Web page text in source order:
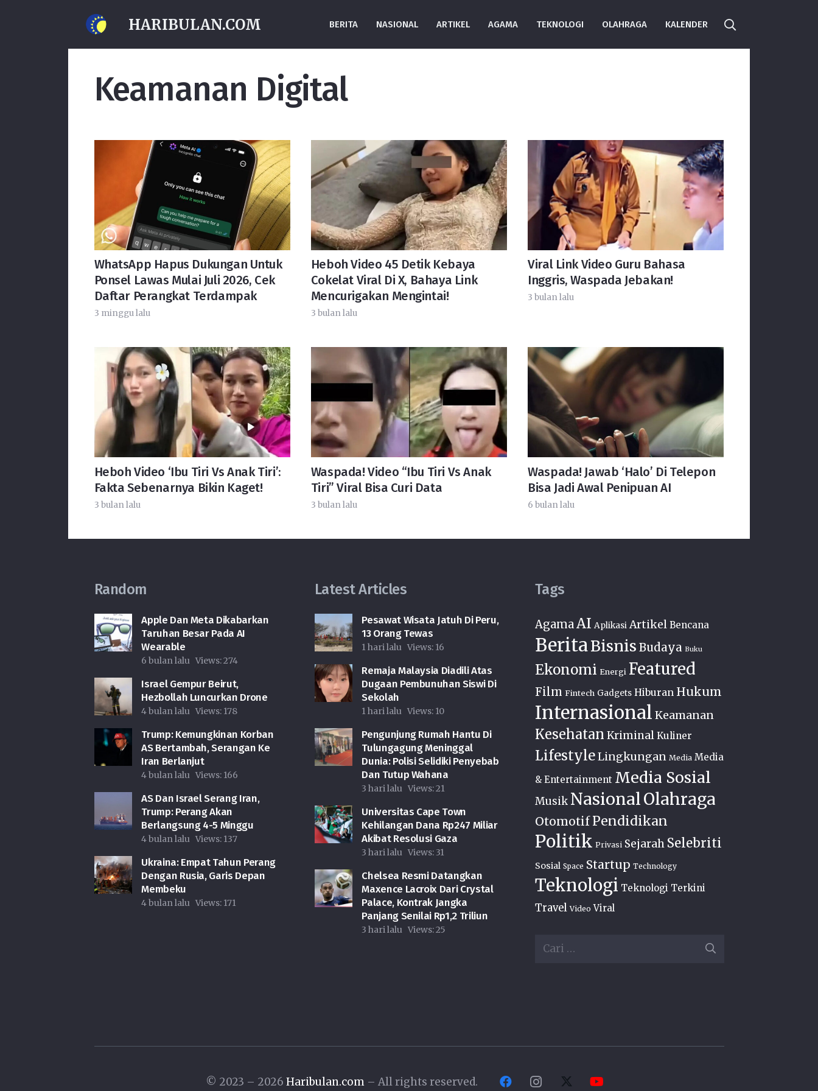
HARIBULAN.COM BERITA NASIONAL ARTIKEL AGAMA TEKNOLOGI OLAHRAGA KALENDER
Keamanan Digital
WhatsApp Hapus Dukungan Untuk
Ponsel Lawas Mulai Juli 2026, Cek
Daftar Perangkat Terdampak
3 minggu lalu
Heboh Video 45 Detik Kebaya
Cokelat Viral Di X, Bahaya Link
Mencurigakan Mengintai!
3 bulan lalu
Viral Link Video Guru Bahasa
Inggris, Waspada Jebakan!
3 bulan lalu
Heboh Video ‘Ibu Tiri Vs Anak Tiri’:
Fakta Sebenarnya Bikin Kaget!
3 bulan lalu
Waspada! Video “Ibu Tiri Vs Anak
Tiri” Viral Bisa Curi Data
3 bulan lalu
Waspada! Jawab ‘Halo’ Di Telepon
Bisa Jadi Awal Penipuan AI
6 bulan lalu
Random
Apple Dan Meta Dikabarkan
Taruhan Besar Pada AI
Wearable
6 bulan lalu Views:274
Israel Gempur Beirut,
Hezbollah Luncurkan Drone
4 bulan lalu Views: 178
Trump: Kemungkinan Korban
AS Bertambah, Serangan Ke
Iran Berlanjut
4 bulan lalu Views: 166
AS Dan Israel Serang Iran,
Trump: Perang Akan
Berlangsung 4-5 Minggu
4 bulan lalu Views: 137
Ukraina: Empat Tahun Perang
Dengan Rusia, Garis Depan
Membeku
4 bulan lalu Views: 171
Latest Articles
Pesawat Wisata Jatuh Di Peru,
13 Orang Tewas
1 hari lalu Views: 16
Remaja Malaysia Diadili Atas
Dugaan Pembunuhan Siswi Di
Sekolah
1 hari lalu Views: 10
Pengunjung Rumah Hantu Di
Tulungagung Meninggal
Dunia: Polisi Selidiki Penyebab
Dan Tutup Wahana
3 hari lalu Views:21
Universitas Cape Town
Kehilangan Dana Rp247 Miliar
Akibat Resolusi Gaza
3 hari lalu Views: 31
Chelsea Resmi Datangkan
Maxence Lacroix Dari Crystal
Palace, Kontrak Jangka
Panjang Senilai Rp1,2 Triliun
3 hari lalu Views:25
Tags
AgamaAI Aplikasi Artikel Bencana
BeritaBisnis Budaya Buku
Ekonomi Energi Featured
Film Fintech Gadgets Hiburan Hukum
Internasional Keamanan
Kesehatan Kriminal Kuliner
LifestyleLingkungan Media Media
& Entertainment Media Sosial
Musik NasionalOlahraga
Otomotif Pendidikan
Politik Privasi Sejarah Selebriti
Sosial Space Startup Technology
Teknologi Teknologi Terkini
Travel Video Viral
Cari
© 2023 – 2026Haribulan.com – All rights reserved.